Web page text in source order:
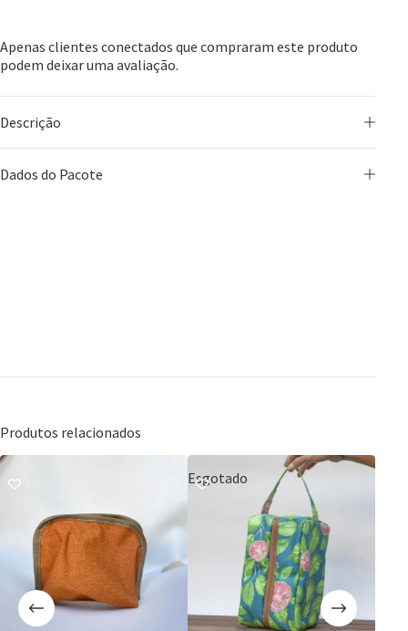
Apenas clientes conectados que compraram este produto
podem deixar uma avaliação.
Descrição
Dados do Pacote
Produtos relacionados
Esgotado